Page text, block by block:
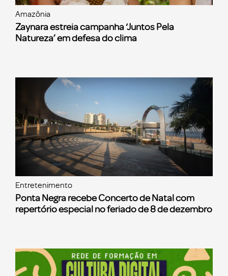
Amazônia
Zaynara estreia campanha ‘Juntos Pela
Natureza’ em defesa do clima
Entretenimento
Ponta Negra recebe Concerto de Natal com
repertório especial no feriado de 8 de dezembro